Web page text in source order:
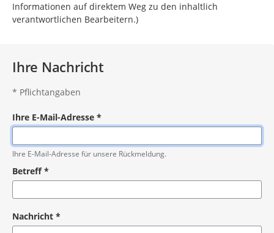
Informationen auf direktem Weg zu den inhaltlich
verantwortlichen Bearbeitern.)
Ihre Nachricht
* Pflichtangaben
Ihre E-Mail-Adresse *
Pflichtangabe
Ihre E-Mail-Adresse für unsere Rückmeldung.
Betreff*
Nachricht *